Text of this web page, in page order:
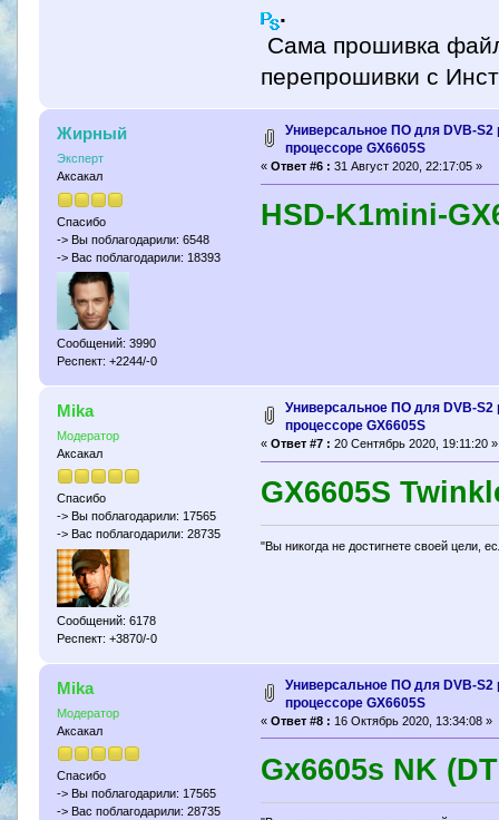
.
Сама прошивка
перепрошивки с
Жирный
Эксперт
Аксакал
Спасибо
-> Вы поблагодарили: 6548
-> Вас поблагодарили: 18393
Сообщений: 3990
Респект: +2244/-0
Универсальное ПО для DVB-S2
процессоре GX6605S
«Ответ #6 : 31 Август 2020, 22:17:05 »
HSD-K1mini-
Mika
Модератор
Аксакал
Спасибо
-> Вы поблагодарили: 17565
-> Вас поблагодарили: 28735
Сообщений: 6178
Респект: +3870/-0
Универсальное ПО для DVB-S2
процессоре GX6605S
«Ответ #7 : 20 Сентябрь 2020, 19:11:20 »
GX6605S
"Вы никогда не достигнете своей цели,
Mika
Модератор
Аксакал
Спасибо
-> Вы поблагодарили: 17565
-> Вас поблагодарили: 28735
Универсальное ПО для DVB-S2
процессоре GX6605S
«Ответ #8 : 16 Октябрь 2020, 13:34:08 »
Gx6605s NK